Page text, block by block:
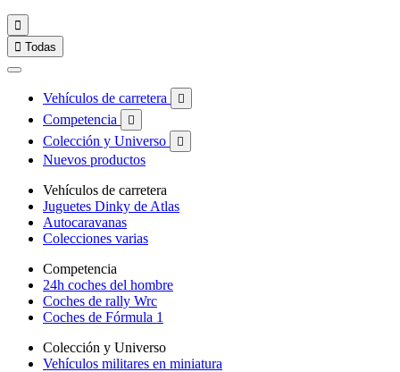

 Todas
Vehículos de carretera 
Competencia 
Colección y Universo 
Nuevos productos
Vehículos de carretera
Juguetes Dinky de Atlas
Autocaravanas
Colecciones varias
Competencia
24h coches del hombre
Coches de rally Wrc
Coches de Fórmula 1
Colección y Universo
Vehículos militares en miniatura